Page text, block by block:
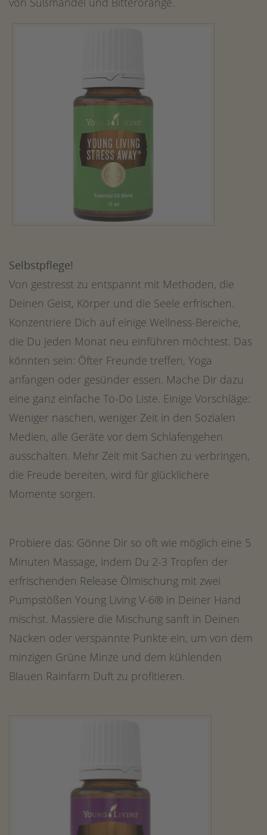
Selbstpflege!
Von gestresst zu entspannt mit Methoden, die
Deinen Geist, Körper und die Seele erfrischen.
Konzentriere Dich auf einige Wellness-Bereiche,
die Du jeden Monat neu einführen möchtest. Das
könnten sein: Öfter Freunde treffen, Yoga
anfangen oder gesünder essen. Mache Dir dazu
eine ganz einfache To-Do Liste. Einige Vorschläge:
Weniger naschen, weniger Zeit in den Sozialen
Medien, alle Geräte vor dem Schlafengehen
ausschalten. Mehr Zeit mit Sachen zu verbringen,
die Freude bereiten, wird für glücklichere
Momente sorgen.
Probiere das: Gönne Dir so oft wie möglich eine 5
Minuten Massage, indem Du 2-3 Tropfen der
erfrischenden Release Ölmischung mit zwei
Pumpstößen Young Living V-6® in Deiner Hand
mischst. Massiere die Mischung sanft in Deinen
Nacken oder verspannte Punkte ein, um von dem
minzigen Grüne Minze und dem kühlenden
Blauen Rainfarm Duft zu profitieren.